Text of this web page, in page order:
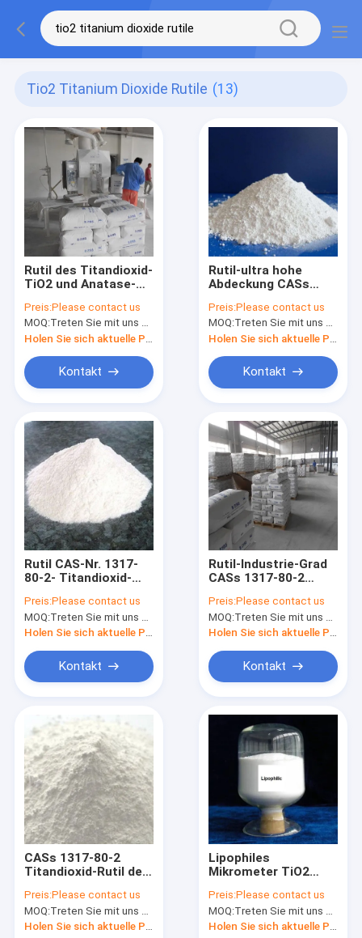
Tio2 Titanium Dioxide Rutile (13)
Rutil des Titandioxid-
TiO2 und Anatase-
1317-80-2
Preis:Please contact us
MOQ:Treten Sie mit uns bitte in Verbindung
Kontakt
Rutil-ultra hohe
Abdeckung CASs
Titandioxid-TiO2
Preis:Please contact us
MOQ:Treten Sie mit uns bitte in Verbindung
Kontakt
Rutil CAS-Nr. 1317-
80-2- Titandioxid-
Masterbatch
Preis:Please contact us
MOQ:Treten Sie mit uns bitte in Verbindung
Kontakt
Rutil-Industrie-Grad
CASs 1317-80-2
Wasserlack
Preis:Please contact us
MOQ:Treten Sie mit uns bitte in Verbindung
Kontakt
CASs 1317-80-2
Titandioxid-Rutil des
für dekoratives
Papier
Preis:Please contact us
MOQ:Treten Sie mit uns bitte in Verbindung
Holen Sie sich aktuelle Preis
Lipophiles
Mikrometer TiO2
Kosmetikindustrie
Preis:Please contact us
MOQ:Treten Sie mit uns bitte in Verbindung
Holen Sie sich aktuelle Preis